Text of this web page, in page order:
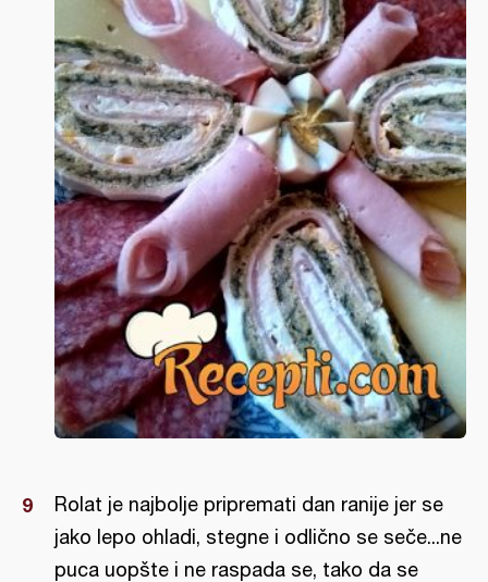
Rolat je najbolje pripremati dan ranije jer se
jako lepo ohladi, stegne i odlično se seče...ne
puca uopšte i ne raspada se, tako da se